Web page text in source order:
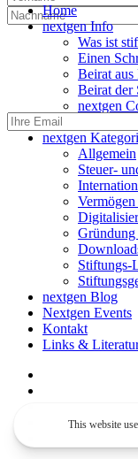
Close
Menu
Home
nextgen Info
Was ist
Einen
Beirat aus
Beirat der
nextgen
nextgen Services
nextgen
Allgemein
Steuer-
Stiftungs-
nextgen Blog
Nextgen Events
Kontakt
Links &
instagram